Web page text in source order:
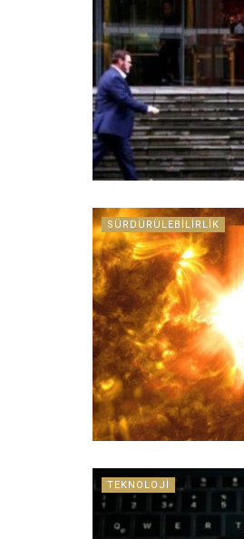
SÜRDÜRÜLEBILIRLIK
TEKNOLOJI